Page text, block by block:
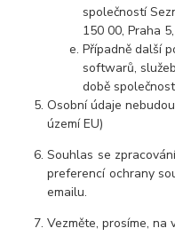
společností
150 00, Praha
Případně další
softwarů,
době
Osobní údaje
území EU)
Souhlas se
preferencí ochrany
emailu.
Vezměte, prosíme, na